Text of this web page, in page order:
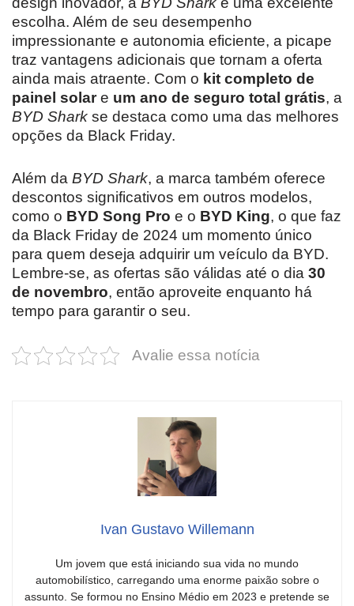
escolha. Além de seu desempenho
impressionante e autonomia eficiente, a picape
traz vantagens adicionais que tornam a oferta
ainda mais atraente. Com o kit completo de
painel solare um ano de seguro total grátis, a
BYD Shark se destaca como uma das melhores
opções da Black Friday.
Além da BYD Shark, a marca também oferece
descontos significativos em outros modelos,
como o BYD Song Pro e o BYD King, o que faz
da Black Friday de 2024 um momento único
para quem deseja adquirir um veículo da BYD.
Lembre-se, as ofertas são válidas até o dia 30
de novembro, então aproveite enquanto há
tempo para garantir o seu.
Avalie essa notícia
Ivan Gustavo Willemann
Um jovem que está iniciando sua vida no mundo
automobilístico, carregando uma enorme paixão sobre o
assunto. Se formou no Ensino Médio em 2023 e pretende se